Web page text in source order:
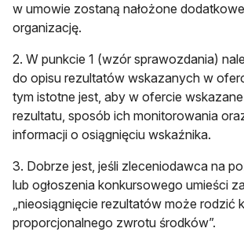
w umowie zostaną nałożone
organizację.
2. W punkcie 1 (wzór sprawozdania)
do opisu rezultatów wskazanych w
tym istotne jest, aby w ofercie
rezultatu, sposób ich monitorowania
informacji o osiągnięciu wskaźnika.
3. Dobrze jest, jeśli zleceniodawca na
lub ogłoszenia konkursowego umieści
„nieosiągnięcie rezultatów może rodzić
proporcjonalnego zwrotu środków”.